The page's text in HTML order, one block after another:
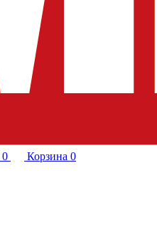
0 Корзина 0